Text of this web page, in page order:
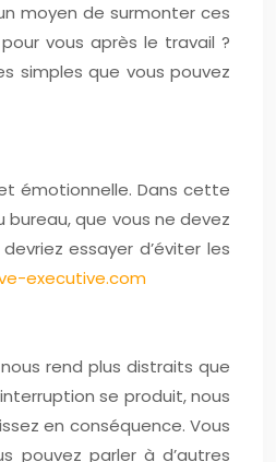
moyen de surmonter ces
vous après le travail ?
simples que vous pouvez
émotionnelle. Dans cette
que vous ne devez
essayer d’éviter les
executive.com
rend plus distraits que
se produit, nous
en conséquence. Vous
pouvez parler à d’autres